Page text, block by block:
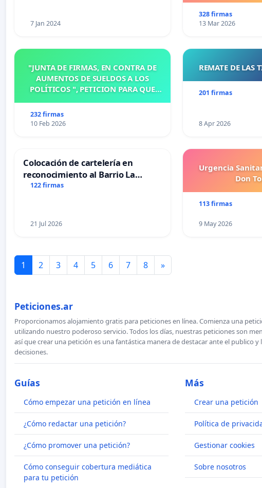
7 Jan 2024
328 firmas
13 Mar 2026
"JUNTA DE FIRMAS, EN CONTRA DE
AUMENTOS DE SUELDOS A LOS
POLÍTICOS ", PETICION PARA QUE
ORDENANZA N°1102/92, EN
VICTORIA, ENTRE RIOS
232 firmas
10 Feb 2026
REMATE DE LAS
201 firmas
8 Apr 2026
Colocación de cartelería en
reconocimiento al Barrio La
Laguna de Trelew y sus vecinos
122 firmas
21 Jul 2026
Urgencia
Don
113 firmas
9 May 2026
1 2 3 4 5 6 7 8 »
Peticiones.ar
Proporcionamos alojamiento gratis para peticiones en línea. Comienza una
utilizando nuestro poderoso servicio. Todos los días, nuestras peticiones son
así que crear una petición es una fantástica manera de destacar ante el publico
decisiones.
Guías
Cómo empezar una petición en línea
¿Cómo redactar una petición?
¿Cómo promover una petición?
Cómo conseguir cobertura mediática
para tu petición
Más
Crear una petición
Política de
Gestionar cookies
Sobre nosotros